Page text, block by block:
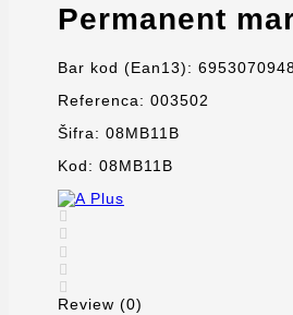
Permanent
Bar kod (Ean13):
Referenca: 003502
Šifra: 08MB11B
Kod: 08MB11B





Review (0)